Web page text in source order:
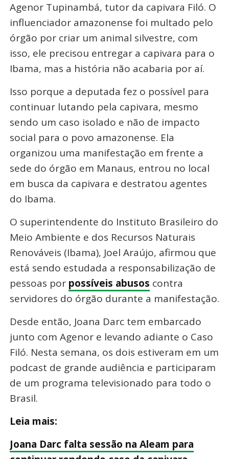
Agenor Tupinambá, tutor da capivara Filó. O
influenciador amazonense foi multado pelo
órgão por criar um animal silvestre, com
isso, ele precisou entregar a capivara para o
Ibama, mas a história não acabaria por aí.
Isso porque a deputada fez o possível para
continuar lutando pela capivara, mesmo
sendo um caso isolado e não de impacto
social para o povo amazonense. Ela
organizou uma manifestação em frente a
sede do órgão em Manaus, entrou no local
em busca da capivara e destratou agentes
do Ibama.
O superintendente do Instituto Brasileiro do
Meio Ambiente e dos Recursos Naturais
Renováveis (Ibama), Joel Araújo, afirmou que
está sendo estudada a responsabilização de
pessoas por possíveis abusos contra
servidores do órgão durante a manifestação.
Desde então, Joana Darc tem embarcado
junto com Agenor e levando adiante o Caso
Filó. Nesta semana, os dois estiveram em um
podcast de grande audiência e participaram
de um programa televisionado para todo o
Brasil.
Leia mais:
Joana Darc falta sessão na Aleam para